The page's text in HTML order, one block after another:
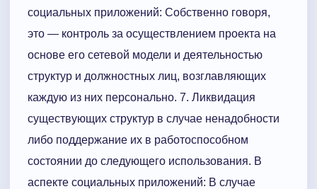
социальных приложений: Собственно говоря,
это — контроль за осуществлением проекта на
основе его сетевой модели и деятельностью
структур и должностных лиц, возглавляющих
каждую из них персонально. 7. Ликвидация
существующих структур в случае ненадо­б­ности
либо поддержание их в работоспособном
состоянии до следующего использования. В
аспекте социальных при­ложений: В случае